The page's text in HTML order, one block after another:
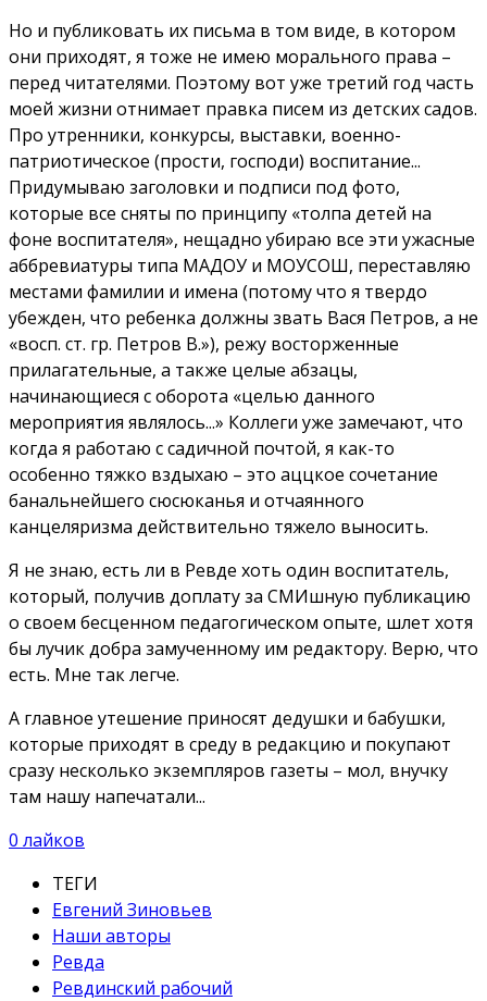
Но и публиковать их письма в том виде, в котором
они приходят, я тоже не имею морального права –
перед читателями. Поэтому вот уже третий год часть
моей жизни отнимает правка писем из детских садов.
Про утренники, конкурсы, выставки, военно-
патриотическое (прости, господи) воспитание...
Придумываю заголовки и подписи под фото,
которые все сняты по принципу «толпа детей на
фоне воспитателя», нещадно убираю все эти ужасные
аббревиатуры типа МАДОУ и МОУСОШ, переставляю
местами фамилии и имена (потому что я твердо
убежден, что ребенка должны звать Вася Петров, а не
«восп. ст. гр. Петров В.»), режу восторженные
прилагательные, а также целые абзацы,
начинающиеся с оборота «целью данного
мероприятия являлось...» Коллеги уже замечают, что
когда я работаю с садичной почтой, я как-то
особенно тяжко вздыхаю – это аццкое сочетание
банальнейшего сюсюканья и отчаянного
канцеляризма действительно тяжело выносить.
Я не знаю, есть ли в Ревде хоть один воспитатель,
который, получив доплату за СМИшную публикацию
о своем бесценном педагогическом опыте, шлет хотя
бы лучик добра замученному им редактору. Верю, что
есть. Мне так легче.
А главное утешение приносят дедушки и бабушки,
которые приходят в среду в редакцию и покупают
сразу несколько экземпляров газеты – мол, внучку
там нашу напечатали...
0 лайков
ТЕГИ
Евгений Зиновьев
Наши авторы
Ревда
Ревдинский рабочий